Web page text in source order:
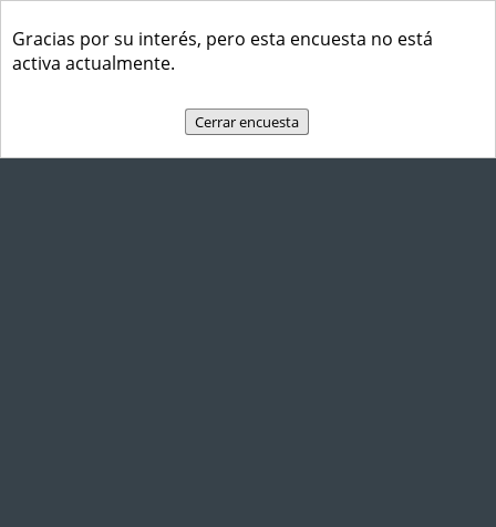
Gracias por su interés, pero esta encuesta no está
activa actualmente.
Cerrar encuesta